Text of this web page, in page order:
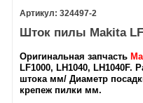
324497-2
Шток пилы Makita
Оригинальная запчасть
LF1000, LH1040, LH1040F.
штока мм/ Диаметр
крепеж пилки мм.